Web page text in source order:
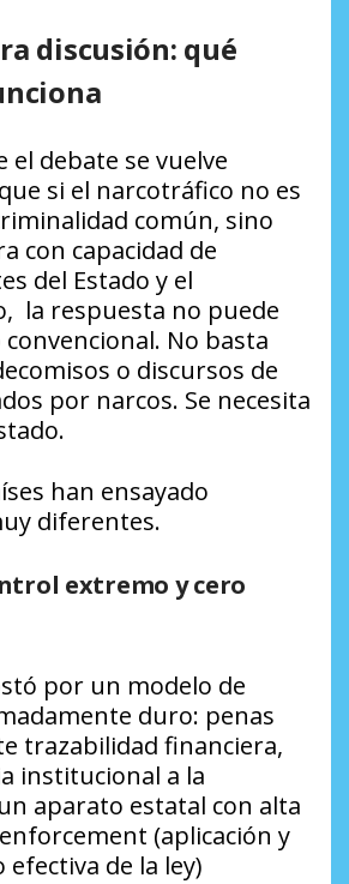
discusión: qué
el debate se vuelve
si el narcotráfico no es
común, sino
con capacidad de
del Estado y el
la respuesta no puede
No basta
o discursos de
por narcos. Se necesita
han ensayado
diferentes.
extremo y cero
por un modelo de
duro: penas
trazabilidad financiera,
institucional a la
aparato estatal con alta
(aplicación y
de la ley)